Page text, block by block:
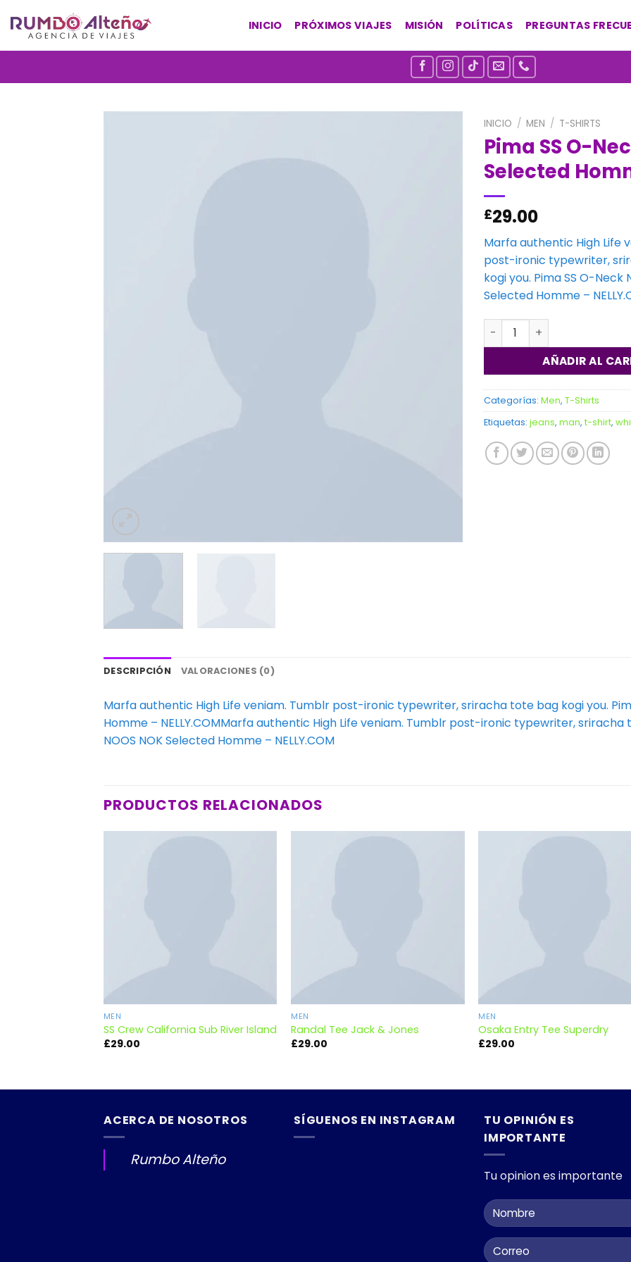
contenido
INICIO PRÓXIMOS VIAJES MISIÓN POLÍTICAS PREGUNTAS
INICIO / MEN / T-SHIRTS
Pima SS O-
Selected
£29.00
Marfa authentic High Life
post-ironic typewriter,
kogi you. Pima SS O-Neck
Selected Homme –
Pima SS O-Neck NOOS
AÑADIR AL
Categorías: Men, T-Shirts
Etiquetas: jeans, man, t-shirt,
DESCRIPCIÓN VALORACIONES (0)
Marfa authentic High Life veniam. Tumblr post-ironic typewriter, sriracha tote bag kogi you.
Homme – NELLY.COMMarfa authentic High Life veniam. Tumblr post-ironic typewriter, sriracha
NOOS NOK Selected Homme – NELLY.COM
PRODUCTOS RELACIONADOS
MEN
SS Crew California Sub River Island
£29.00
MEN
Randal Tee Jack & Jones
£29.00
MEN
Osaka Entry Tee Superdry
£29.00
ACERCA DE NOSOTROS
Rumbo Alteño
SÍGUENOS EN INSTAGRAM
TU OPINIÓN ES
IMPORTANTE
Tu opinion es importante